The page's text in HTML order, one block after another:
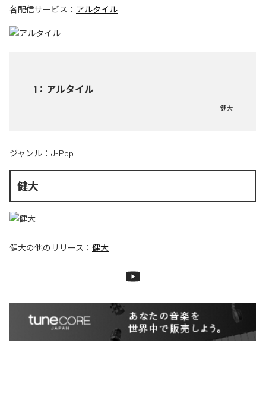
各配信サービス： アルタイル
1 ： アルタイル
健大
ジャンル： J-Pop
健大
健大の他のリリース： 健大